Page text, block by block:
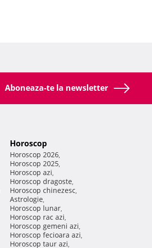
Aboneaza-te la newsletter
Horoscop
Horoscop 2026,
Horoscop 2025,
Horoscop azi,
Horoscop dragoste,
Horoscop chinezesc,
Astrologie,
Horoscop lunar,
Horoscop rac azi,
Horoscop gemeni azi,
Horoscop fecioara azi,
Horoscop taur azi,